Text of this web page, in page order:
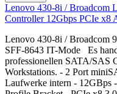
Lenovo 430-8i / Broadcom
Controller 12Gbps PCIe x8
Lenovo 430-8i / Broadcom
SFF-8643 IT-Mode Es
professionellen SATA/SAS
Workstations. - 2 Port
Laufwerke intern -